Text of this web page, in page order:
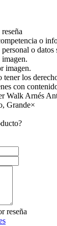
o
o datos
imagen.
tener los
con
Walk Arnés
Grande×
reseña